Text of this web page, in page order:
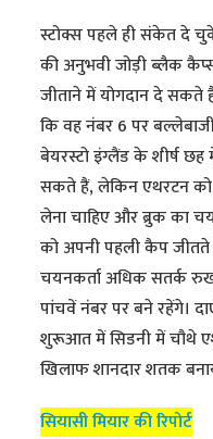
स्टोक्स पहले ही संकेत दे
की अनुभवी जोड़ी ब्लैक
जीताने में योगदान दे सकते
कि वह नंबर 6 पर
बेयरस्टो इंग्लैंड के शीर्ष
सकते हैं, लेकिन एथरटन
लेना चाहिए और ब्रुक का
को अपनी पहली कैप जीतते
चयनकर्ता अधिक सतर्क
पांचवें नंबर पर बने रहेंगे।
शुरूआत में सिडनी में चौथे
खिलाफ शानदार शतक
सियासी मियार की रिपोर्ट